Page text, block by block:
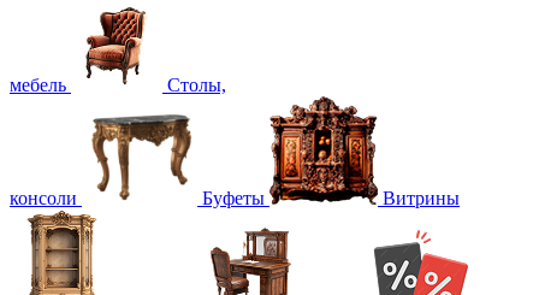
мебель Столы,
консоли Буфеты Витрины